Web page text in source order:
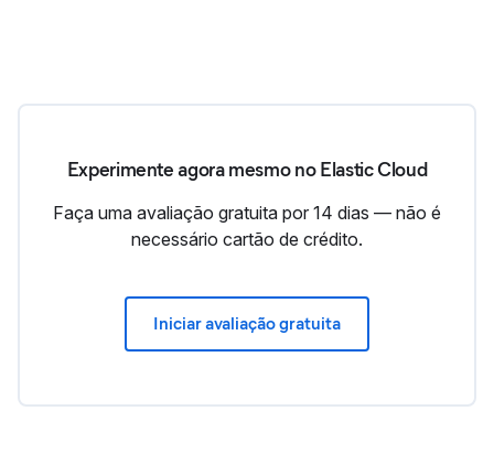
Experimente agora mesmo no Elastic Cloud
Faça uma avaliação gratuita por 14 dias — não é
necessário cartão de crédito.
Iniciar avaliação gratuita